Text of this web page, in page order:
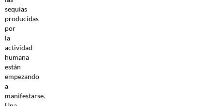
sequías
producidas
por
la
actividad
humana
están
empezando
a
manifestarse.